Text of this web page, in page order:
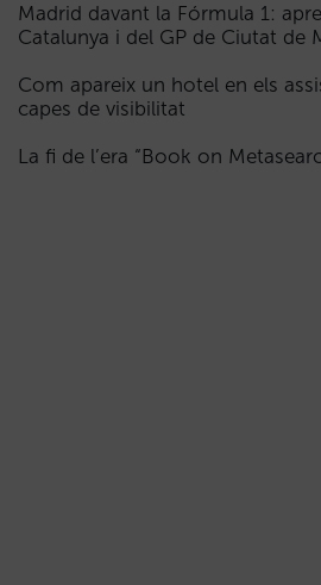
Madrid davant la Fórmula 1:
Catalunya i del GP de Ciutat de
Com apareix un hotel en els
capes de visibilitat
La fi de l’era “Book on